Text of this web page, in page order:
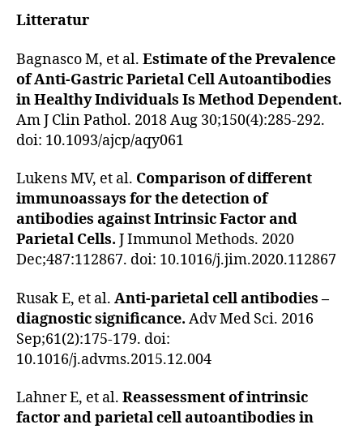
Litteratur
Bagnasco M, et al. Estimate of the Prevalence
of Anti-Gastric Parietal Cell Autoantibodies
in Healthy Individuals Is Method Dependent.
Am J Clin Pathol. 2018 Aug 30;150(4):285-292.
doi: 10.1093/ajcp/aqy061
Lukens MV, et al. Comparison of different
immunoassays for the detection of
antibodies against Intrinsic Factor and
Parietal Cells. J Immunol Methods. 2020
Dec;487:112867. doi: 10.1016/j.jim.2020.112867
Rusak E, et al. Anti-parietal cell antibodies –
diagnostic significance. Adv Med Sci. 2016
Sep;61(2):175-179. doi:
10.1016/j.advms.2015.12.004
Lahner E, et al. Reassessment of intrinsic
factor and parietal cell autoantibodies in